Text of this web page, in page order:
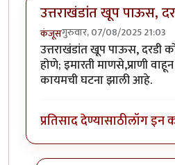
उत्तराखंडांत खूप पाऊस,
कंजूसगुरुवार, 07/08/2025 21:03
उत्तराखंडांत खूप पाऊस, दरडी
होणे; इमारती माणसे,प्राणी
कायमची घटना झाली आहे.
प्रतिसाद देण्यासाठीलॉग इन